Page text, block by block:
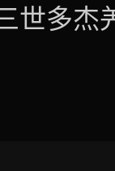
世多杰